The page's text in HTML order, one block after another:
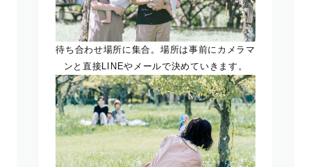
待ち合わせ場所に集合。場所は事前にカメラマ
ンと直接LINEやメールで決めていきます。